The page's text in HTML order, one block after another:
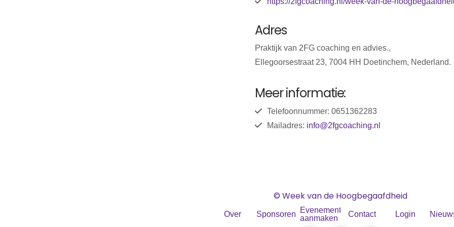
Adres
Praktijk van 2FG coaching en advies.,
Ellegoorsestraat 23, 7004 HH Doetinchem, Nederland.
Meer informatie:
Telefoonnummer: 0651362283
Mailadres: info@2fgcoaching.nl
© Week van de Hoogbegaafdheid
Over Sponsoren
Evenement
aanmaken
Contact Login